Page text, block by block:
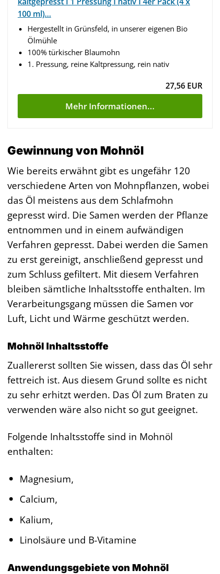
100 ml)…
Hergestellt in Grünsfeld, in unserer eigenen Bio
Ölmühle
100% türkischer Blaumohn
1. Pressung, reine Kaltpressung, rein nativ
27,56 EUR
Mehr Informationen...
Gewinnung von Mohnöl
Wie bereits erwähnt gibt es ungefähr 120
verschiedene Arten von Mohnpflanzen, wobei
das Öl meistens aus dem Schlafmohn
gepresst wird. Die Samen werden der Pflanze
entnommen und in einem aufwändigen
Verfahren gepresst. Dabei werden die Samen
zu erst gereinigt, anschließend gepresst und
zum Schluss gefiltert. Mit diesem Verfahren
bleiben sämtliche Inhaltsstoffe enthalten. Im
Verarbeitungsgang müssen die Samen vor
Luft, Licht und Wärme geschützt werden.
Mohnöl Inhaltsstoffe
Zuallererst sollten Sie wissen, dass das Öl sehr
fettreich ist. Aus diesem Grund sollte es nicht
zu sehr erhitzt werden. Das Öl zum Braten zu
verwenden wäre also nicht so gut geeignet.
Folgende Inhaltsstoffe sind in Mohnöl
enthalten:
Magnesium,
Calcium,
Kalium,
Linolsäure und B-Vitamine
Anwendungsgebiete von Mohnöl